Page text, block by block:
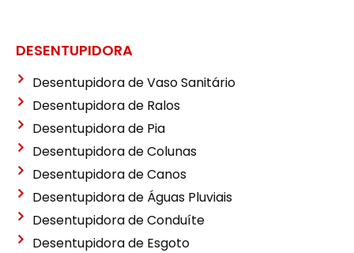
DESENTUPIDORA
Desentupidora de Vaso Sanitário
Desentupidora de Ralos
Desentupidora de Pia
Desentupidora de Colunas
Desentupidora de Canos
Desentupidora de Águas Pluviais
Desentupidora de Conduíte
Desentupidora de Esgoto